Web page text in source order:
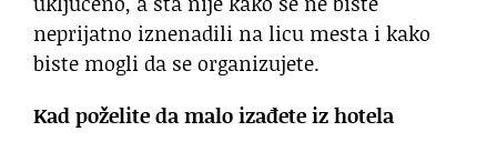
neprijatno iznenadili na licu mesta i kako
biste mogli da se organizujete.
Kad poželite da malo izađete iz hotela